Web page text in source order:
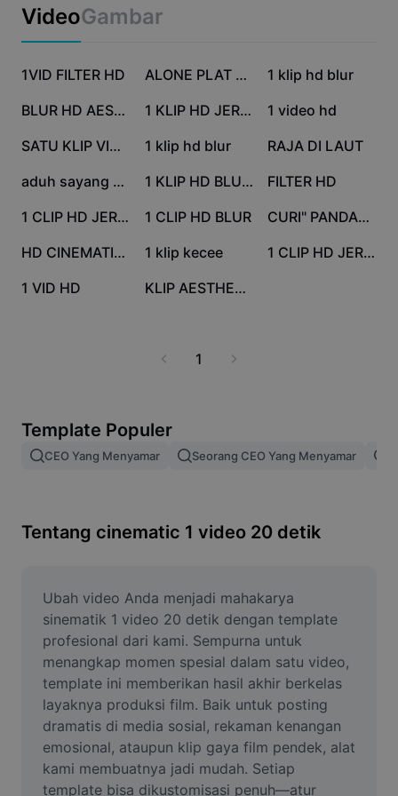
Gabung gambar
Ubah Ukuran Gambar
Pembuat Meme
AI Text Remover
AI People Remover
AI Inpainting
Face Cutout
Pemasaran
Template industri
Template kilas balik
Pusat Kepercayaan
Pusat Bantuan
Tentang Ketentuan Layanan CapCut
Dreamina Seedance 2.0 Launch
VideoGambar
2,2 jt
1VID FILTER HD 205,5 rb ALONE PLAT KT 🔥 60,9 rb
1 klip hd blur
60,8 rb BLUR HD AESTHETIC 32,2 rb 1 KLIP HD JERNIH 20,7 rb
1 video hd
15,8 rb SATU KLIP VIDEO BLUR 12,3 rb
1 klip hd blur 5,4 rb
RAJA DI LAUT
4,1 rb aduh sayang 1 klip 3,4 rb 1 KLIP HD BLUR KECE 3,3 rb
FILTER HD
1 rb 1 CLIP HD JERNIH 742
1 CLIP HD BLUR 719 CURI" PANDANG
691 HD CINEMATIC 1KLIP 641
1 klip kecee 412 1 CLIP HD JERNIH
263
1 VID HD 248 KLIP AESTHETIC
1
Template Populer
CEO Yang Menyamar Seorang CEO Yang Menyamar
Tentang cinematic 1 video 20 detik
Ubah video Anda menjadi mahakarya
sinematik 1 video 20 detik dengan template
profesional dari kami. Sempurna untuk
menangkap momen spesial dalam satu video,
template ini memberikan hasil akhir berkelas
layaknya produksi film. Baik untuk posting
dramatis di media sosial, rekaman kenangan
emosional, ataupun klip gaya film pendek, alat
kami membuatnya jadi mudah. Setiap
template bisa dikustomisasi penuh—atur